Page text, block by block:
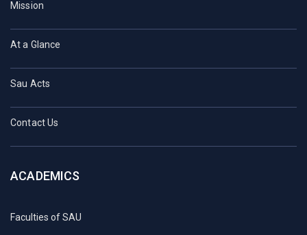
Mission
At a Glance
Sau Acts
Contact Us
ACADEMICS
Faculties of SAU